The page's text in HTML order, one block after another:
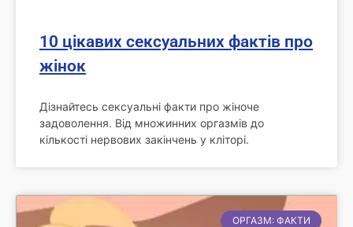
10 цікавих сексуальних фактів про
жінок
Дізнайтесь сексуальні факти про жіноче
задоволення. Від множинних оргазмів до
кількості нервових закінчень у кліторі.
ОРГАЗМ: ФАКТИ